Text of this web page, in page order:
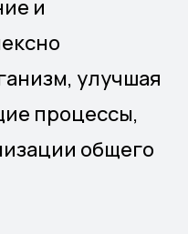
и
улучшая
процессы,
общего